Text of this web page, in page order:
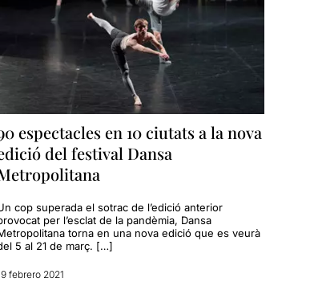
espectacles en 10 ciutats a la nova
del festival Dansa
cop superada el sotrac de l’edició anterior
per l’esclat de la pandèmia, Dansa
torna en una nova edició que es veurà
5 al 21 de març. […]
febrero 2021